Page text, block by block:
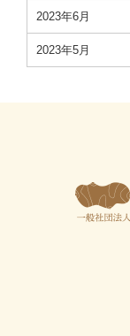
2023年6月
2023年5月